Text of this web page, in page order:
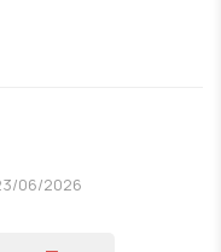
06/2026